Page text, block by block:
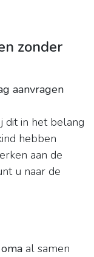
zonder
aanvragen
dit in het belang
hebben
aan de
u naar de
oma al samen